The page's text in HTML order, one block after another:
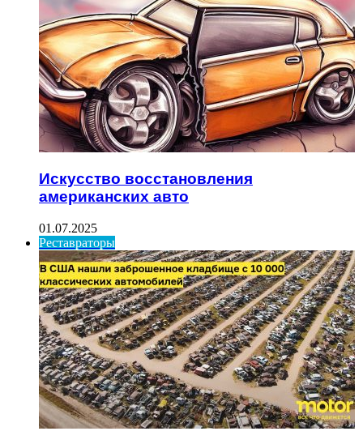
Искусство восстановления
американских авто
01.07.2025
Реставраторы